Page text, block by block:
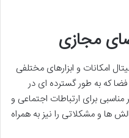
مجازی
امکانات و ابزارهای مختلفی
فضا که به طور گسترده ای در
برای ارتباطات اجتماعی و
ها و مشکلاتی را نیز به همراه